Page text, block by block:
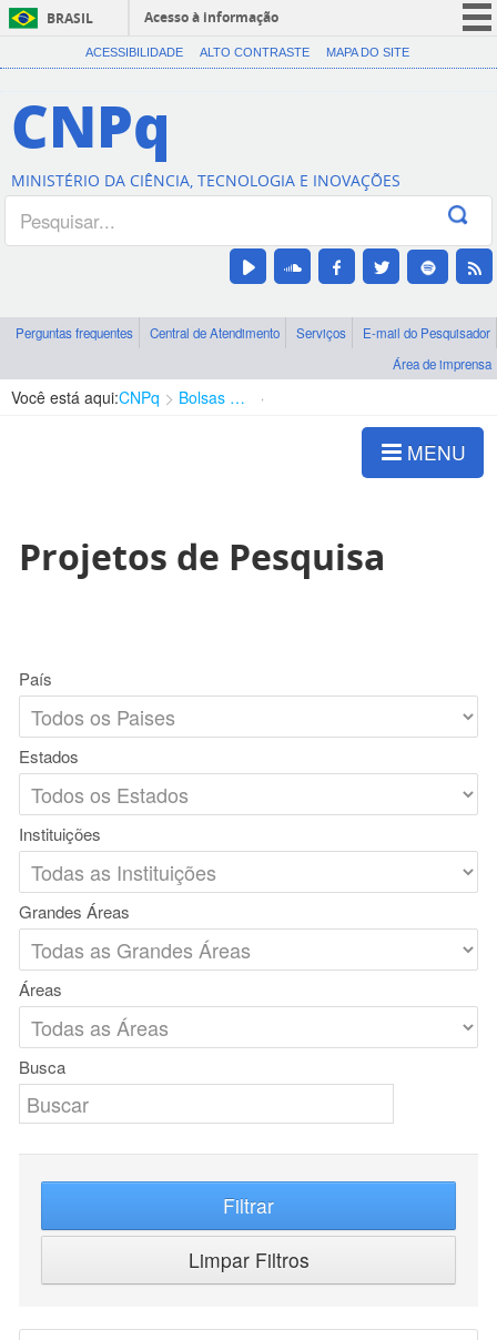
BRASIL
Acesso à informação
CORONAVÍRUS (COVID-19)
Canais
ACESSIBILIDADE ALTO CONTRASTE MAPA DO SITE
CNPq
MINISTÉRIO DA CIÊNCIA, TECNOLOGIA E INOVAÇÕES
Perguntas frequentes Central de Atendimento Serviços
E-mail do Pesquisador
Área de imprensa
Você está aqui:CNPq Bolsas e Auxílios Vigentes
MENU
Projetos de Pesquisa
País
Estados
Instituições
Grandes Áreas
Áreas
Busca
Filtrar
Limpar Filtros